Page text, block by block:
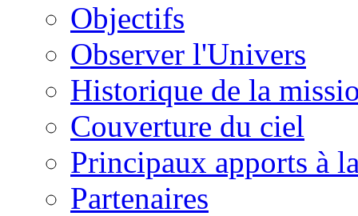
Objectifs
Observer l'Univers
Historique de la
Couverture du ciel
Principaux apports à
Partenaires